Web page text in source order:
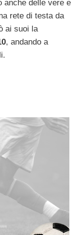
anche delle vere e
rete di testa da
ai suoi la
, andando a